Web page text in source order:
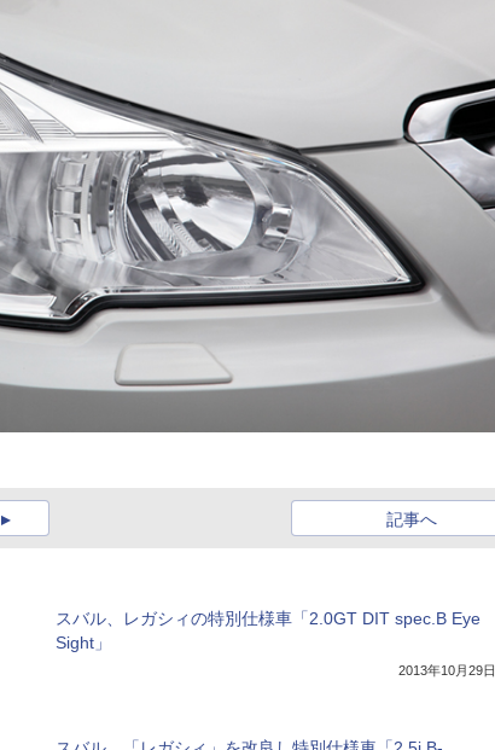
記事へ
スバル、レガシィの特別仕様車「2.0GT DIT spec.B Eye
Sight」
2013年10月29日